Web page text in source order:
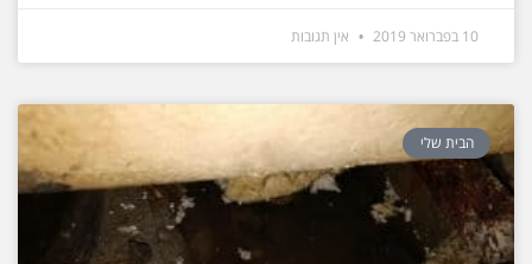
10 בפברואר 2019 אין תגובות
הבית שלי